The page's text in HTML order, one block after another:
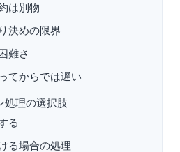
は別物
決めの限界
難さ
てからでは遅い
処理の選択肢
る
る場合の処理